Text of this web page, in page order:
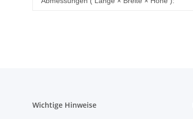
Wichtige Hinweise